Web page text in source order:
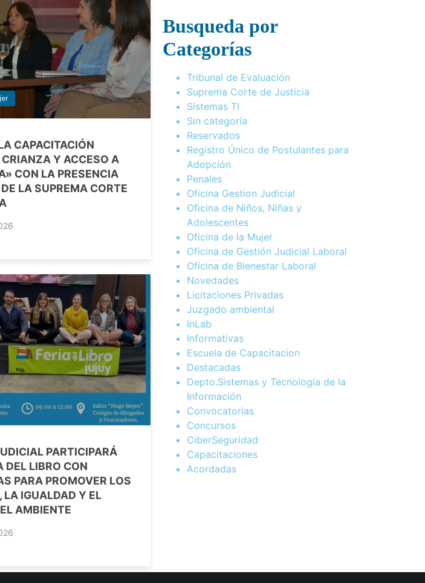
CAPACITACIÓN
Y ACCESO A
CON LA PRESENCIA
LA SUPREMA CORTE
PARTICIPARÁ
DEL LIBRO CON
PARA PROMOVER LOS
LA IGUALDAD Y EL
AMBIENTE
Busqueda por
Categorías
Tribunal de Evaluación
Suprema Corte de Justicia
Sistemas TI
Sin categoría
Reservados
Registro Único de Postulantes para
Adopción
Penales
Oficina Gestion Judicial
Oficina de Niños, Niñas y
Adolescentes
Oficina de la Mujer
Oficina de Gestión Judicial Laboral
Oficina de Bienestar Laboral
Novedades
Licitaciones Privadas
Juzgado ambiental
InLab
Informativas
Escuela de Capacitacion
Destacadas
Depto.Sistemas y Tecnología de la
Información
Convocatorias
Concursos
CiberSeguridad
Capacitaciones
Acordadas